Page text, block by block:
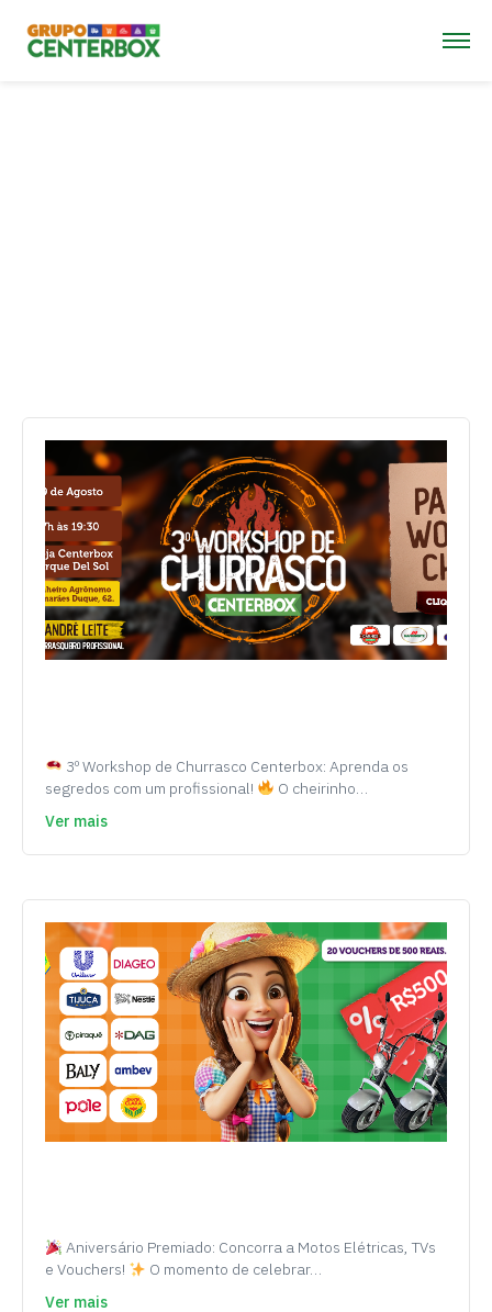
3º Workshop de Churrasco Centerbox: Aprenda os
segredos com um profissional!
O cheirinho…
Ver mais
Aniversário Premiado: Concorra a Motos Elétricas, TVs
e Vouchers!
O momento de celebrar…
Ver mais